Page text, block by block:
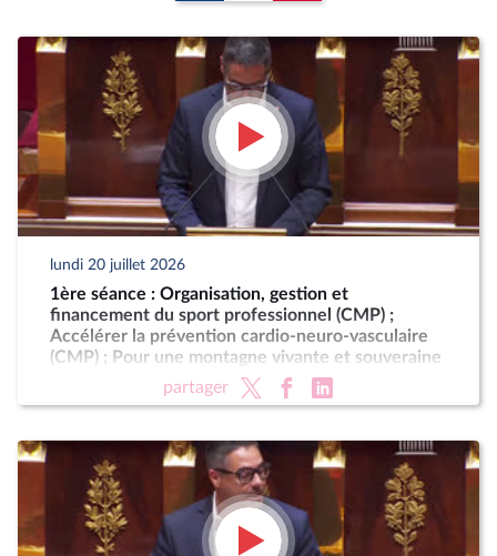
lundi 20 juillet 2026
1ère séance : Organisation, gestion et
financement du sport professionnel (CMP) ;
Accélérer la prévention cardio-neuro-vasculaire
(CMP) ; Pour une montagne vivante et souveraine
partager